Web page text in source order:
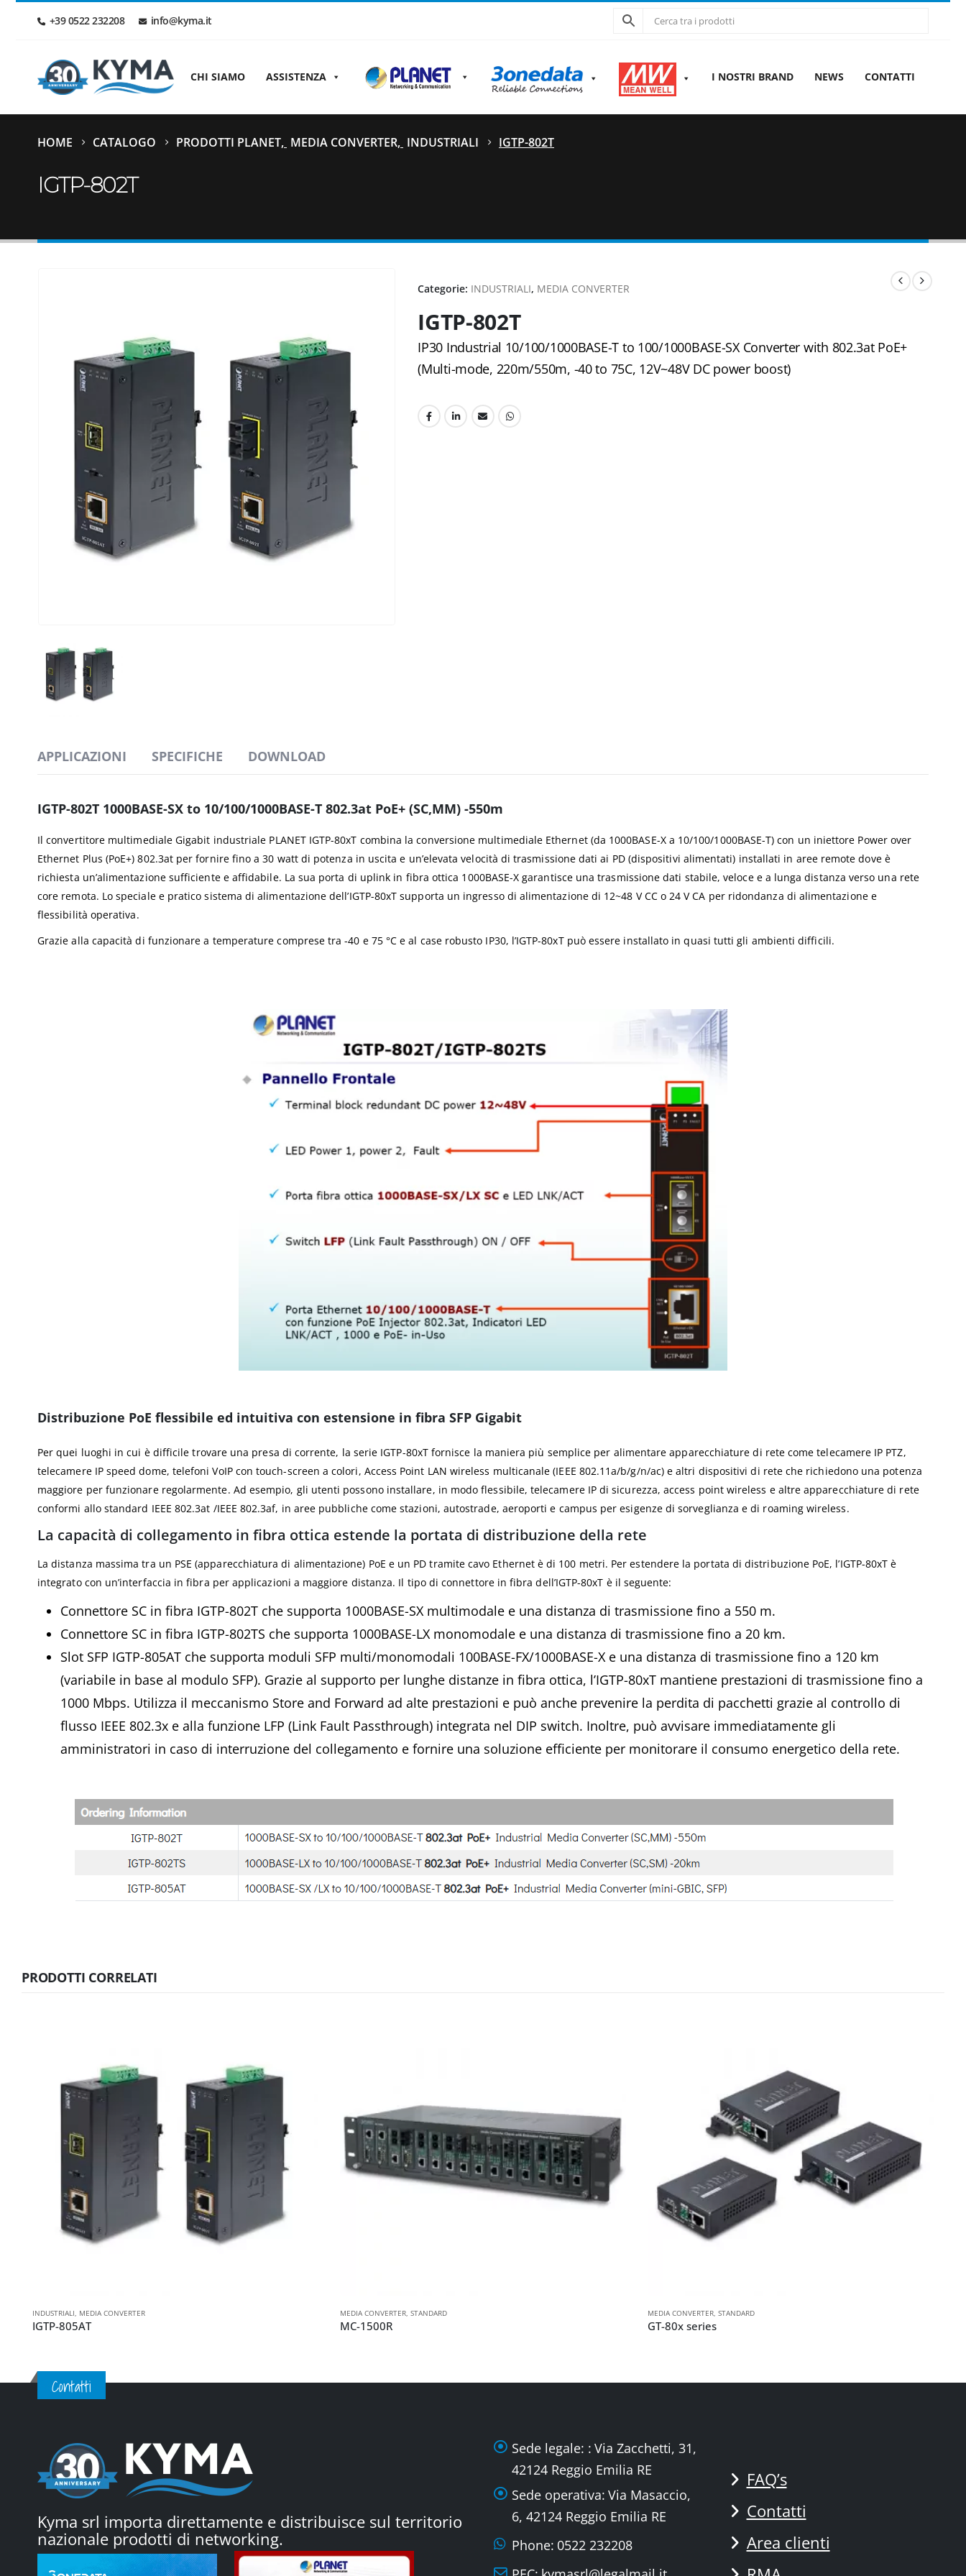
+39 0522 232208 info@kyma.it
CHI SIAMO ASSISTENZA I NOSTRI BRAND NEWS CONTATTI
HOME CATALOGO PRODOTTI PLANET, MEDIA CONVERTER, INDUSTRIALI IGTP-802T
IGTP-802T
Categorie: INDUSTRIALI, MEDIA CONVERTER
IGTP-802T
IP30 Industrial 10/100/1000BASE-T to 100/1000BASE-SX Converter with 802.3at PoE+
(Multi-mode, 220m/550m, -40 to 75C, 12V~48V DC power boost)
APPLICAZIONI SPECIFICHE DOWNLOAD
IGTP-802T 1000BASE-SX to 10/100/1000BASE-T 802.3at PoE+ (SC,MM) -550m
Il convertitore multimediale Gigabit industriale PLANET IGTP-80xT combina la conversione multimediale Ethernet (da 1000BASE-X a 10/100/1000BASE-T) con un iniettore Power over
Ethernet Plus (PoE+) 802.3at per fornire fino a 30 watt di potenza in uscita e un’elevata velocità di trasmissione dati ai PD (dispositivi alimentati) installati in aree remote dove è
richiesta un’alimentazione sufficiente e affidabile. La sua porta di uplink in fibra ottica 1000BASE-X garantisce una trasmissione dati stabile, veloce e a lunga distanza verso una rete
core remota. Lo speciale e pratico sistema di alimentazione dell’IGTP-80xT supporta un ingresso di alimentazione di 12~48 V CC o 24 V CA per ridondanza di alimentazione e
flessibilità operativa.
Grazie alla capacità di funzionare a temperature comprese tra -40 e 75 °C e al case robusto IP30, l’IGTP-80xT può essere installato in quasi tutti gli ambienti difficili.
Distribuzione PoE flessibile ed intuitiva con estensione in fibra SFP Gigabit
Per quei luoghi in cui è difficile trovare una presa di corrente, la serie IGTP-80xT fornisce la maniera più semplice per alimentare apparecchiature di rete come telecamere IP PTZ,
telecamere IP speed dome, telefoni VoIP con touch-screen a colori, Access Point LAN wireless multicanale (IEEE 802.11a/b/g/n/ac) e altri dispositivi di rete che richiedono una potenza
maggiore per funzionare regolarmente. Ad esempio, gli utenti possono installare, in modo flessibile, telecamere IP di sicurezza, access point wireless e altre apparecchiature di rete
conformi allo standard IEEE 802.3at /IEEE 802.3af, in aree pubbliche come stazioni, autostrade, aeroporti e campus per esigenze di sorveglianza e di roaming wireless.
La capacità di collegamento in fibra ottica estende la portata di distribuzione della rete
La distanza massima tra un PSE (apparecchiatura di alimentazione) PoE e un PD tramite cavo Ethernet è di 100 metri. Per estendere la portata di distribuzione PoE, l’IGTP-80xT è
integrato con un’interfaccia in fibra per applicazioni a maggiore distanza. Il tipo di connettore in fibra dell’IGTP-80xT è il seguente:
Connettore SC in fibra IGTP-802T che supporta 1000BASE-SX multimodale e una distanza di trasmissione fino a 550 m.
Connettore SC in fibra IGTP-802TS che supporta 1000BASE-LX monomodale e una distanza di trasmissione fino a 20 km.
Slot SFP IGTP-805AT che supporta moduli SFP multi/monomodali 100BASE-FX/1000BASE-X e una distanza di trasmissione fino a 120 km
(variabile in base al modulo SFP). Grazie al supporto per lunghe distanze in fibra ottica, l’IGTP-80xT mantiene prestazioni di trasmissione fino a
1000 Mbps. Utilizza il meccanismo Store and Forward ad alte prestazioni e può anche prevenire la perdita di pacchetti grazie al controllo di
flusso IEEE 802.3x e alla funzione LFP (Link Fault Passthrough) integrata nel DIP switch. Inoltre, può avvisare immediatamente gli
amministratori in caso di interruzione del collegamento e fornire una soluzione efficiente per monitorare il consumo energetico della rete.
PRODOTTI CORRELATI
INDUSTRIALI, MEDIA CONVERTER
IGTP-805AT
MEDIA CONVERTER, STANDARD
MC-1500R
MEDIA CONVERTER, STANDARD
GT-80x series
Contatti
Kyma srl importa direttamente e distribuisce sul territorio
nazionale prodotti di networking.
Sede legale: : Via Zacchetti, 31,
42124 Reggio Emilia RE
Sede operativa: Via Masaccio,
6, 42124 Reggio Emilia RE
Phone: 0522 232208
FAQ’s
Contatti
Area clienti